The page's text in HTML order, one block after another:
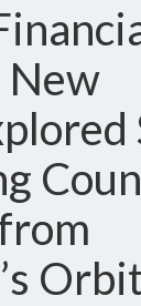
New